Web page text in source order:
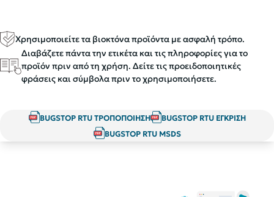
Χρησιμοποιείτε τα βιοκτόνα προϊόντα με ασφαλή τρόπο.
Διαβάζετε πάντα την ετικέτα και τις πληροφορίες για το
προϊόν πριν από τη χρήση. Δείτε τις προειδοποιητικές
φράσεις και σύμβολα πριν το χρησιμοποιήσετε.
BUGSTOP RTU ΤΡΟΠΟΠΟΙΗΣΗ
BUGSTOP RTU ΕΓΚΡΙΣΗ
BUGSTOP RTU MSDS